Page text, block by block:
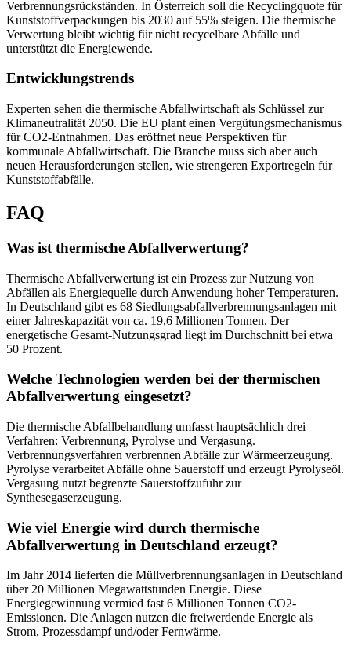
Verbrennungsrückständen. In Österreich soll die Recyclingquote für
Kunststoffverpackungen bis 2030 auf 55% steigen. Die thermische
Verwertung bleibt wichtig für nicht recycelbare Abfälle und
unterstützt die Energiewende.
Entwicklungstrends
Experten sehen die thermische Abfallwirtschaft als Schlüssel zur
Klimaneutralität 2050. Die EU plant einen Vergütungsmechanismus
für CO2-Entnahmen. Das eröffnet neue Perspektiven für
kommunale Abfallwirtschaft. Die Branche muss sich aber auch
neuen Herausforderungen stellen, wie strengeren Exportregeln für
Kunststoffabfälle.
FAQ
Was ist thermische Abfallverwertung?
Thermische Abfallverwertung ist ein Prozess zur Nutzung von
Abfällen als Energiequelle durch Anwendung hoher Temperaturen.
In Deutschland gibt es 68 Siedlungsabfallverbrennungsanlagen mit
einer Jahreskapazität von ca. 19,6 Millionen Tonnen. Der
energetische Gesamt-Nutzungsgrad liegt im Durchschnitt bei etwa
50 Prozent.
Welche Technologien werden bei der thermischen
Abfallverwertung eingesetzt?
Die thermische Abfallbehandlung umfasst hauptsächlich drei
Verfahren: Verbrennung, Pyrolyse und Vergasung.
Verbrennungsverfahren verbrennen Abfälle zur Wärmeerzeugung.
Pyrolyse verarbeitet Abfälle ohne Sauerstoff und erzeugt Pyrolyseöl.
Vergasung nutzt begrenzte Sauerstoffzufuhr zur
Synthesegaserzeugung.
Wie viel Energie wird durch thermische
Abfallverwertung in Deutschland erzeugt?
Im Jahr 2014 lieferten die Müllverbrennungsanlagen in Deutschland
über 20 Millionen Megawattstunden Energie. Diese
Energiegewinnung vermied fast 6 Millionen Tonnen CO2-
Emissionen. Die Anlagen nutzen die freiwerdende Energie als
Strom, Prozessdampf und/oder Fernwärme.